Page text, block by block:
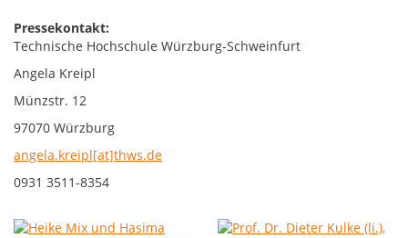
Pressekontakt:
Technische Hochschule Würzburg-Schweinfurt
Angela Kreipl
Münzstr. 12
97070 Würzburg
angela.kreipl[at]thws.de
0931 3511-8354